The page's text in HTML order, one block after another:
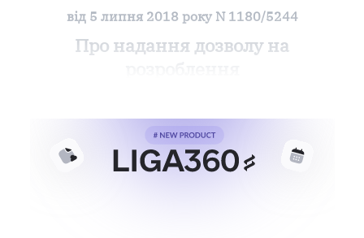
від 5 липня 2018 року N 1180/5244
Про надання дозволу на